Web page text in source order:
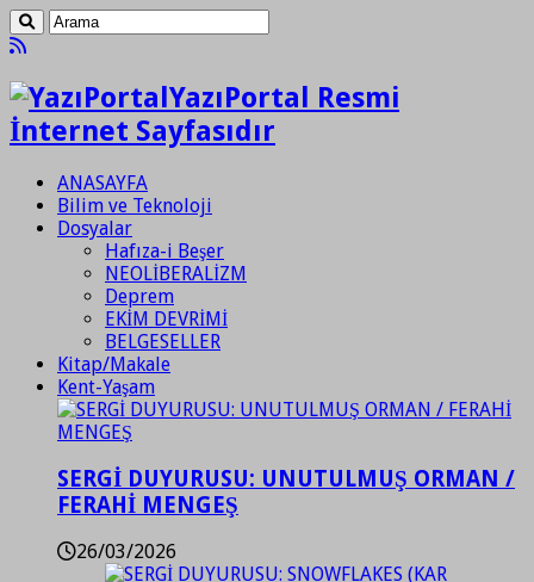
YazıPortal Resmi
İnternet Sayfasıdır
ANASAYFA
Bilim ve Teknoloji
Dosyalar
Hafıza-i Beşer
NEOLİBERALİZM
Deprem
EKİM DEVRİMİ
BELGESELLER
Kitap/Makale
Kent-Yaşam
SERGİ DUYURUSU: UNUTULMUŞ ORMAN /
FERAHİ MENGEŞ
26/03/2026